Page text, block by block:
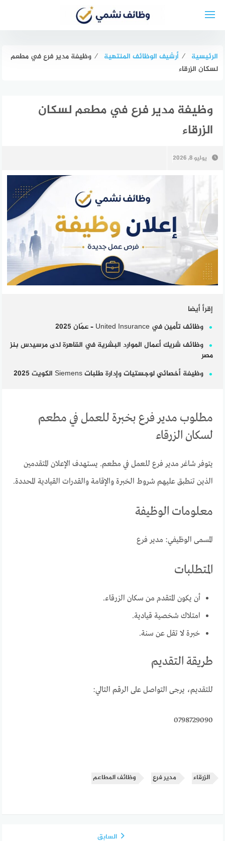
الرئيسية ⁄ أرشيف الوظائف المنتهية ⁄ وظيفة مدير فرع في مطعم
لسكان الزرقاء
وظيفة مدير فرع في مطعم لسكان
الزرقاء
يوليو 8, 2026
إقرأ أيضا
وظائف تأمين في United Insurance – عمّان 2025
وظائف شريك أعمال الموارد البشرية في القاهرة لدى مرسيدس بنز
مصر
وظيفة أخصائي لوجستيات وإدارة طلبات Siemens الكويت 2025
مطلوب مدير فرع بخبرة للعمل في مطعم
لسكان الزرقاء
يتوفر شاغر مدير فرع للعمل في مطعم. يستهدف الإعلان المتقدمين
الذين تنطبق عليهم شروط الخبرة والإقامة والقدرات القيادية المحددة.
معلومات الوظيفة
المسمى الوظيفي: مدير فرع
المتطلبات
أن يكون المتقدم من سكان الزرقاء.
امتلاك شخصية قيادية.
خبرة لا تقل عن سنة.
طريقة التقديم
للتقديم، يرجى التواصل على الرقم التالي:
0798729090
الزرقاء مدير فرع وظائف المطاعم
السابق